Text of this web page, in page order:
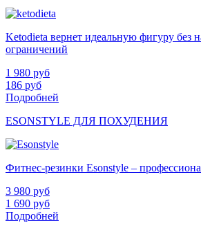
Ketodieta вернет идеальную фигуру без
ограничений
1 980 руб
186 руб
Подробней
ESONSTYLE ДЛЯ ПОХУДЕНИЯ
Фитнес-резинки Esonstyle –
3 980 руб
1 690 руб
Подробней